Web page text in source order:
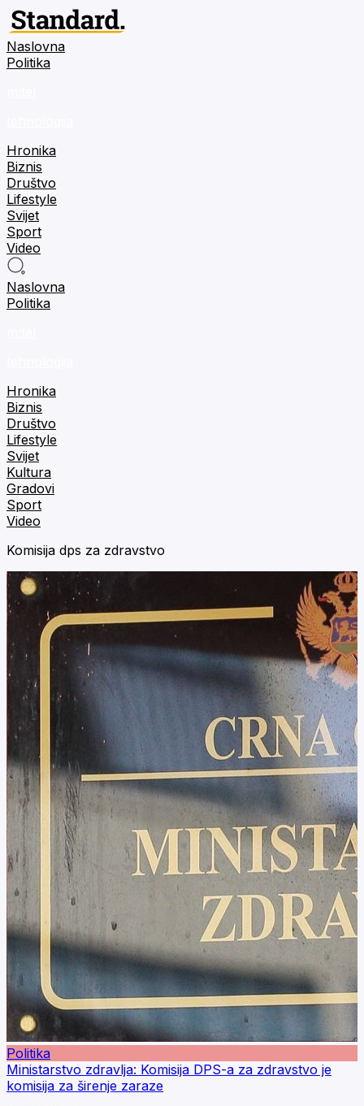
Naslovna
Politika
Hronika
Biznis
Društvo
Lifestyle
Svijet
Sport
Video
Naslovna
Politika
Hronika
Biznis
Društvo
Lifestyle
Svijet
Kultura
Gradovi
Sport
Video
Komisija dps za zdravstvo
Politika
Ministarstvo zdravlja: Komisija DPS-a za zdravstvo je
komisija za širenje zaraze